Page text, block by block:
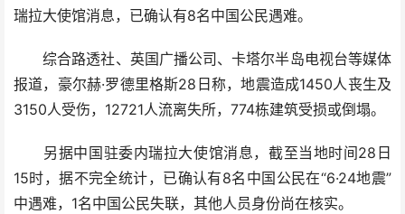
瑞拉大使馆消息，已确认有8名中国公民遇难。
综合路透社、英国广播公司、卡塔尔半岛电视台等媒体
报道，豪尔赫·罗德里格斯28日称，地震造成1450人丧生及
3150人受伤，12721人流离失所，774栋建筑受损或倒塌。
另据中国驻委内瑞拉大使馆消息，截至当地时间28日
15时，据不完全统计，已确认有8名中国公民在“6·24地震”
中遇难，1名中国公民失联，其他人员身份尚在核实。